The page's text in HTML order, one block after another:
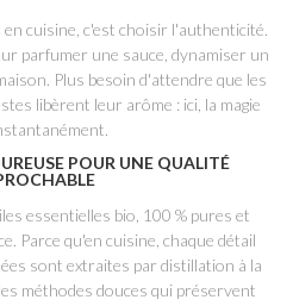
cuisine, c'est choisir l'authenticité.
parfumer une sauce, dynamiser un
Plus besoin d'attendre que les
libèrent leur arôme : ici, la magie
POUR UNE QUALITÉ
essentielles bio, 100 % pures et
Parce qu'en cuisine, chaque détail
sont extraites par distillation à la
méthodes douces qui préservent